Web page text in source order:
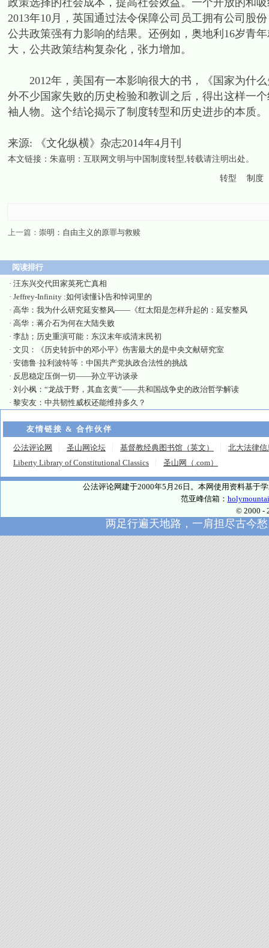
政策选择的社会成本，提高社会效益。一个开放的和
2013年10月，英国通过法令保障公司员工拥有公司股
公共政策强有力影响的结果。还例如，奥地利16岁青
大，公共政策结构复杂化，张力增加。
2012年，美国有一本影响很大的书，《国家为什么
外不少国家失败的历史检验和教训之后，得出这样一
袖人物。这个结论揭示了制度转型和历史进步的本质。
来源: 《文化纵横》杂志2014年4月刊
本文链接： 朱嘉明：互联网文明与中国制度转型,转载请注明出处。
转型 制度
上一篇： 崇明：自由主义的原罪与救赎
阅读排行
· 汪东兴交代田家英死亡真相
· Jeffrey-Infinity :如何读懂讣告和悼词里的
· 高华：我为什么研究延安整风——《红太阳是怎样升起的：延安整风
· 高华：蒋介石为何在大陆失败
· 李劼；历史重演可能：东汉末年或清末民初
· 文贝：《历史转折中的邓小平》伤害最大的是中央文献研究室
· 安德鲁·拉利波特等：中国共产党执政合法性的挑战
· 反思稳定压倒一切——孙立平访谈录
· 刘小枫：“龙战于野，其血玄黄”——共和国战争史的政治哲学解读
· 黎安友：中共韧性威权还能维持多久？
友情链接 & 合作伙伴
公法评论网 圣山网论坛 基督教经典图书馆（英文）
北大法律信
Liberty Library of Constitutional Classics
圣山网（.com）
公法评论网建于2000年5月26日。本网使用资料基于
范亚峰信箱：
© 2000 -
两足行遍天地路，一肩担尽古今